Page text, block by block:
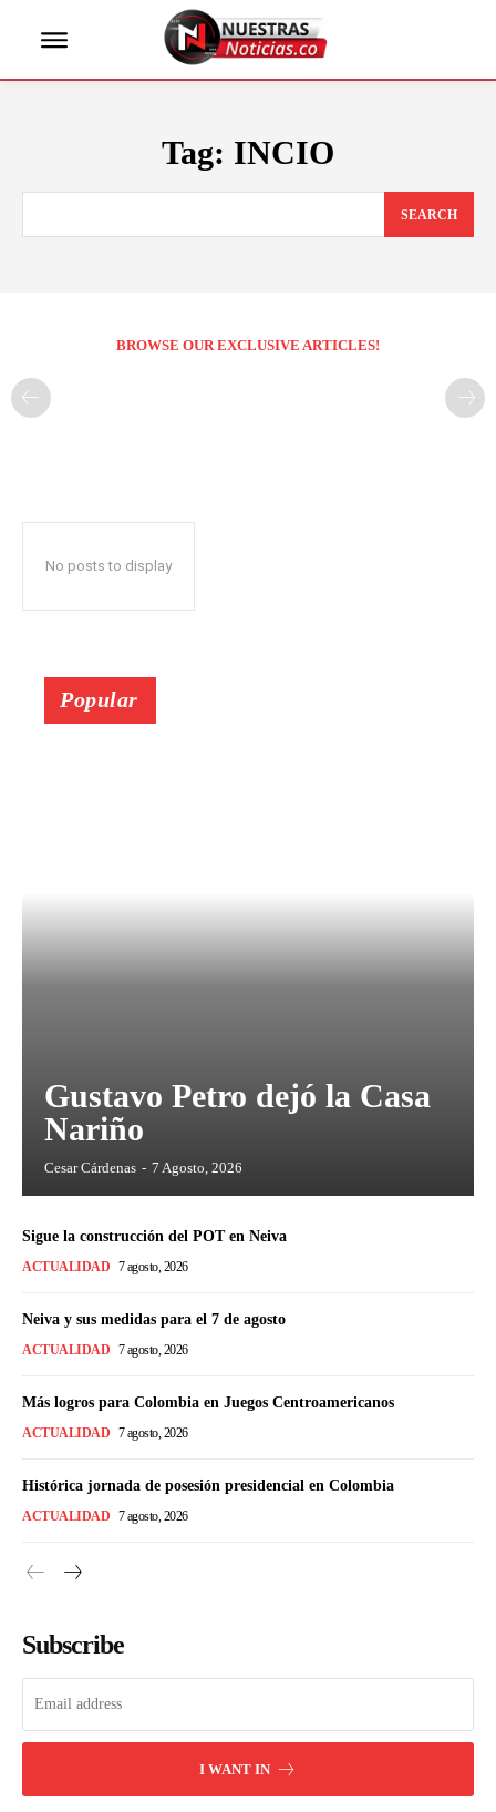
Tag: INCIO
SEARCH
BROWSE OUR EXCLUSIVE ARTICLES!
No posts to display
Popular
Gustavo Petro dejó la Casa
Nariño
Cesar Cárdenas - 7 Agosto, 2026
Sigue la construcción del POT en Neiva
ACTUALIDAD 7 agosto, 2026
Neiva y sus medidas para el 7 de agosto
ACTUALIDAD 7 agosto, 2026
Más logros para Colombia en Juegos Centroamericanos
ACTUALIDAD 7 agosto, 2026
Histórica jornada de posesión presidencial en Colombia
ACTUALIDAD 7 agosto, 2026
Subscribe
I WANT IN